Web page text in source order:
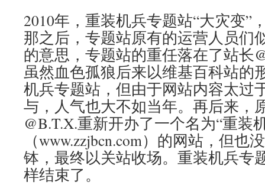
2010年，重装机兵专题站“大灾变”
那之后，专题站原有的运营人员们
的意思，专题站的重任落在了站长
虽然血色孤狼后来以维基百科站的
机兵专题站，但由于网站内容太过
与，人气也大不如当年。再后来，
@B.T.X.重新开办了一个名为“重装
（www.zzjbcn.com）的网站，但也
钵，最终以关站收场。重装机兵专
样结束了。